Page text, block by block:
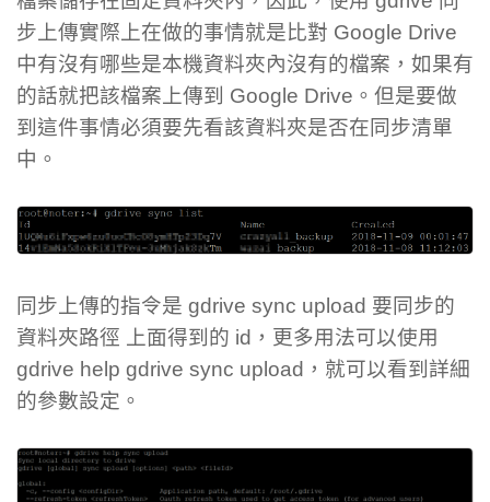
步上傳實際上在做的事情就是比對 Google Drive
中有沒有哪些是本機資料夾內沒有的檔案，如果有
的話就把該檔案上傳到 Google Drive。但是要做
到這件事情必須要先看該資料夾是否在同步清單
中。
同步上傳的指令是 gdrive sync upload 要同步的
資料夾路徑 上面得到的 id，更多用法可以使用
gdrive help gdrive sync upload，就可以看到詳細
的參數設定。